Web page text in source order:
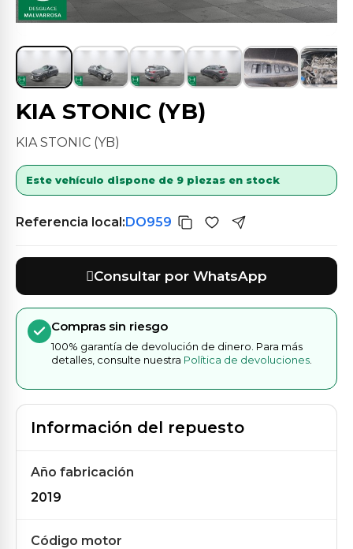
KIA STONIC (YB)
KIA STONIC (YB)
Este vehículo dispone de 9 piezas en stock
Referencia local:DO959
Consultar por WhatsApp
Compras sin riesgo
100% garantía de devolución de dinero. Para más
detalles, consulte nuestra Política de devoluciones
Información del repuesto
Año fabricación
2019
Código motor